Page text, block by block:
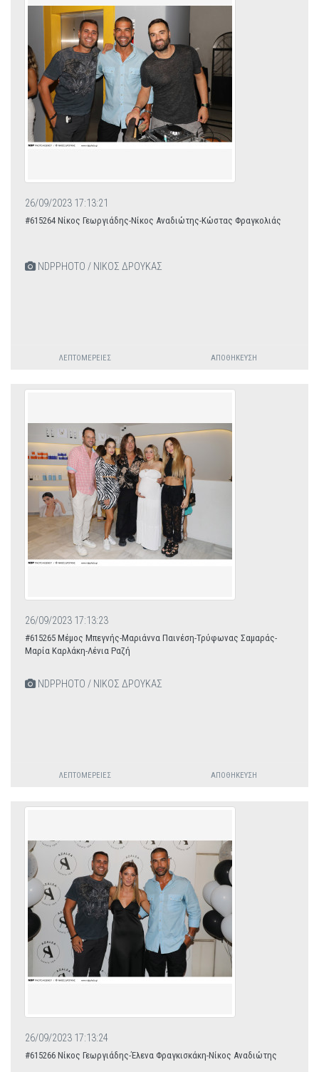
26/09/2023 17:13:21
#615264 Νίκος Γεωργιάδης-Νίκος Αναδιώτης-Κώστας Φραγκολιάς
NDPPHOTO / ΝΙΚΟΣ ΔΡΟΥΚΑΣ
ΛΕΠΤΟΜΈΡΕΙΕΣ ΑΠΟΘΉΚΕΥΣΗ
26/09/2023 17:13:23
#615265 Μέμος Μπεγνής-Μαριάννα Παινέση-Τρύφωνας Σαμαράς-
Μαρία Καρλάκη-Λένια Ραζή
NDPPHOTO / ΝΙΚΟΣ ΔΡΟΥΚΑΣ
ΛΕΠΤΟΜΈΡΕΙΕΣ ΑΠΟΘΉΚΕΥΣΗ
26/09/2023 17:13:24
#615266 Νίκος Γεωργιάδης-Έλενα Φραγκισκάκη-Νίκος Αναδιώτης